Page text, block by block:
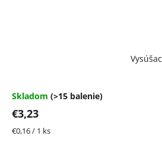
Skladom (>15 balenie)
€3,23
Jednotková
€0,16 / 1 ks